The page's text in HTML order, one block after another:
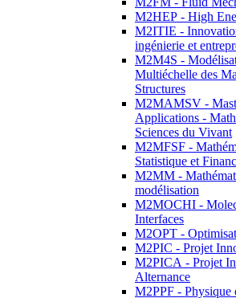
M2HEP - High
M2ITIE -
ingénierie et
M2M4S -
Multiéchelle des
Structures
M2MAMSV -
Applications -
Sciences du Vivant
M2MFSF -
Statistique et
M2MM -
modélisation
M2MOCHI -
Interfaces
M2OPT -
M2PIC - Projet
M2PICA - Projet
Alternance
M2PPF - Physique